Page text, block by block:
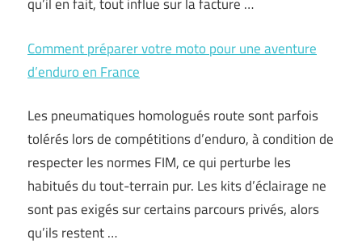
Comment préparer votre moto pour une aventure
d’enduro en France
Les pneumatiques homologués route sont parfois
tolérés lors de compétitions d’enduro, à condition de
respecter les normes FIM, ce qui perturbe les
habitués du tout-terrain pur. Les kits d’éclairage ne
sont pas exigés sur certains parcours privés, alors
qu’ils restent …